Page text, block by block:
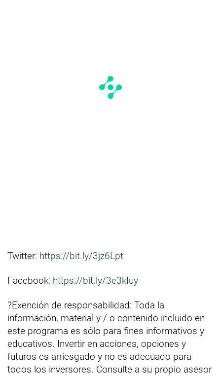
Twitter: https://bit.ly/3jz6Lpt
Facebook: https://bit.ly/3e3kIuy
?Exención de responsabilidad: Toda la
información, material y / o contenido incluido en
este programa es sólo para fines informativos y
educativos. Invertir en acciones, opciones y
futuros es arriesgado y no es adecuado para
todos los inversores. Consulte a su propio asesor